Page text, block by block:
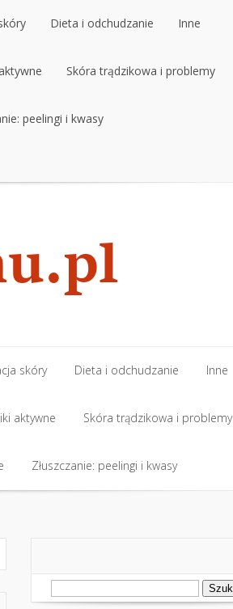
Dieta i odchudzanie
Dieta i odchudzanie
Inne
Inne
Skóra trądzikowa i problemy
Skóra trądzikowa i problemy
peelingi i kwasy
skóry
skóry
Dieta i odchudzanie
Dieta i odchudzanie
Inne
Inne
aktywne
aktywne
Skóra trądzikowa i problemy
Skóra trądzikowa i problemy
Złuszczanie: peelingi i kwasy
Szukaj: